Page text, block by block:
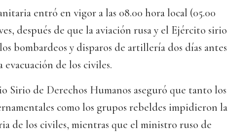
entró en vigor a las 08.00 hora local (05.00
después de que la aviación rusa y el Ejército sirio
bombardeos y disparos de artillería dos días antes
de los civiles.
Sirio de Derechos Humanos aseguró que tanto los
como los grupos rebeldes impidieron la
de los civiles, mientras que el ministro ruso de